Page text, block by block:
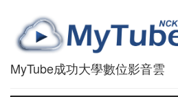
MyTube成功大學數位影音雲